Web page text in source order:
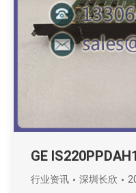
GE
行业资讯 深圳长欣